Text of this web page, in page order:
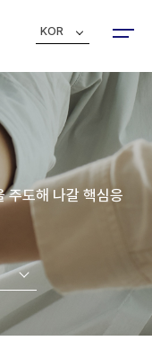
KOR
주도해 나갈 핵심응